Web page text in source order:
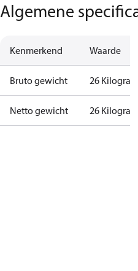
Algemene
Kenmerkend Waarde
Bruto gewicht 26 Kilogram
Netto gewicht 26 Kilogram